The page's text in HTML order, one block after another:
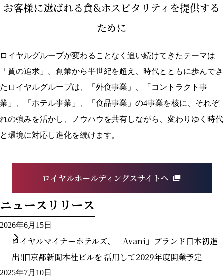
お客様に選ばれる食&ホスピタリティを提供する
ために
ロイヤルグループが変わることなく追い続けてきたテーマは
「質の追求」。創業から半世紀を超え、時代とともに歩んでき
たロイヤルグループは、「外食事業」、「コントラクト事
業」、「ホテル事業」、「食品事業」の4事業を核に、それぞ
れの強みを活かし、ノウハウを共有しながら、変わりゆく時代
と環境に対応し進化を続けます。
ロイヤルホールディングスサイトへ
ニュースリリース
2026年6月15日
ロイヤルマイナーホテルズ、「Avani」ブランド日本初進
出!旧京都新聞本社ビルを 活用して2029年度開業予定
2025年7月10日